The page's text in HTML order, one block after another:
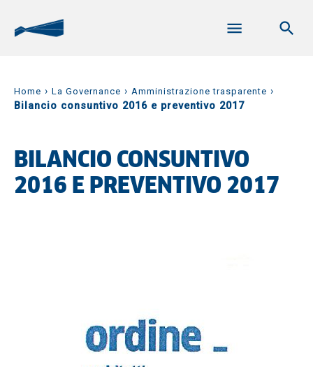
Home › La Governance › Amministrazione trasparente ›
Bilancio consuntivo 2016 e preventivo 2017
BILANCIO CONSUNTIVO
2016 E PREVENTIVO 2017